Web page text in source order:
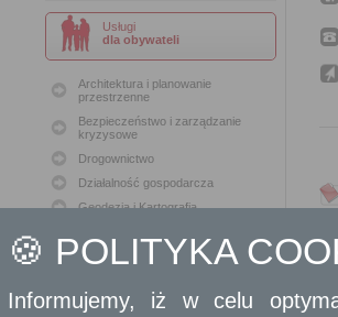
Usługi
dla obywateli
Architektura i planowanie
przestrzenne
Bezpieczeństwo i zarządzanie
kryzysowe
Drogownictwo
Działalność gospodarcza
Geodezja i Kartografia
Gospodarka nieruchomościami
Ochrona Środowiska
🍪 POLITYKA
Informujemy, iż w celu